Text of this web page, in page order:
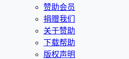
赞助会员
捐赠我们
关于赞助
下载帮助
版权声明